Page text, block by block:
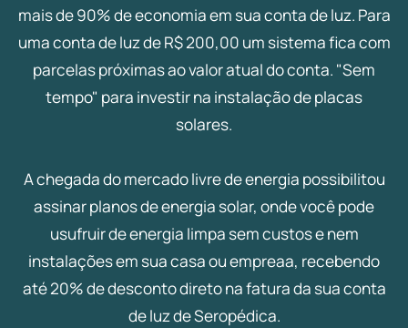
mais de 90% de economia em sua conta de luz. Para
uma conta de luz de R$ 200,00 um sistema fica com
parcelas próximas ao valor atual do conta. "Sem
tempo" para investir na instalação de placas
solares.
A chegada do mercado livre de energia possibilitou
assinar planos de energia solar, onde você pode
usufruir de energia limpa sem custos e nem
instalações em sua casa ou empreaa, recebendo
até 20% de desconto direto na fatura da sua conta
de luz de Seropédica.